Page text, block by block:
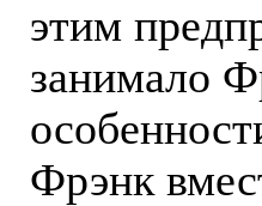
этим
занимало
Фрэнк